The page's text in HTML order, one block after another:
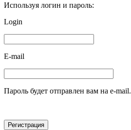
Используя логин и пароль:
Login
E-mail
Пароль будет отправлен вам на e-mail.